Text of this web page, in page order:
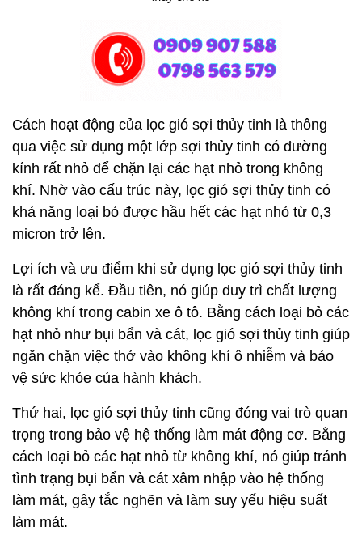
Cách hoạt động của lọc gió sợi thủy tinh là thông
qua việc sử dụng một lớp sợi thủy tinh có đường
kính rất nhỏ để chặn lại các hạt nhỏ trong không
khí. Nhờ vào cấu trúc này, lọc gió sợi thủy tinh có
khả năng loại bỏ được hầu hết các hạt nhỏ từ 0,3
micron trở lên.
Lợi ích và ưu điểm khi sử dụng lọc gió sợi thủy tinh
là rất đáng kể. Đầu tiên, nó giúp duy trì chất lượng
không khí trong cabin xe ô tô. Bằng cách loại bỏ các
hạt nhỏ như bụi bẩn và cát, lọc gió sợi thủy tinh giúp
ngăn chặn việc thở vào không khí ô nhiễm và bảo
vệ sức khỏe của hành khách.
Thứ hai, lọc gió sợi thủy tinh cũng đóng vai trò quan
trọng trong bảo vệ hệ thống làm mát động cơ. Bằng
cách loại bỏ các hạt nhỏ từ không khí, nó giúp tránh
tình trạng bụi bẩn và cát xâm nhập vào hệ thống
làm mát, gây tắc nghẽn và làm suy yếu hiệu suất
làm mát.